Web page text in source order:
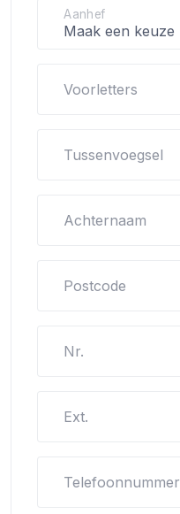
Aanhef
Voorletters
Tussenvoegsel
Achternaam
Postcode
Nr.
Ext.
Telefoonnummer